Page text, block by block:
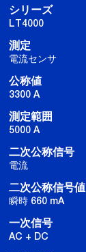
シリーズ
LT4000
測定
電流センサ
公称値
3300 A
測定範囲
5000 A
二次公称信号
電流
二次公称信号値
瞬時 660 mA
一次信号
AC + DC